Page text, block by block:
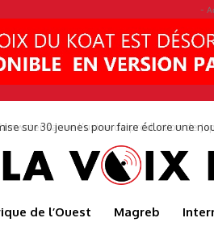
-
sur 30 jeunes pour faire éclore une
de l’Ouest Magreb